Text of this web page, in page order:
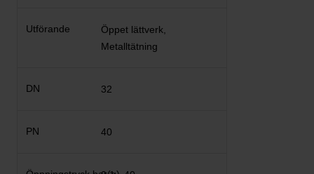
Öppet lättverk,
Metalltätning
32
40